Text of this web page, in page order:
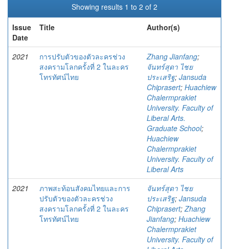
Showing results 1 to 2 of 2
Issue
Date
Title Author(s)
2021
การปรับตัวของตัวละครช่วง
สงครามโลกครั้งที่ 2 ในละคร
โทรทัศน์ไทย
Zhang Jianfang;
จันทร์สุดา ไชย
ประเสริฐ; Jansuda
Chiprasert; Huachiew
Chalermprakiet
University. Faculty of
Liberal Arts.
Graduate School;
Huachiew
Chalermprakiet
University. Faculty of
Liberal Arts
2021
ภาพสะท้อนสังคมไทยและการ
ปรับตัวของตัวละครช่วง
สงครามโลกครั้งที่ 2 ในละคร
โทรทัศน์ไทย
จันทร์สุดา ไชย
ประเสริฐ; Jansuda
Chiprasert;Zhang
Jianfang; Huachiew
Chalermprakiet
University. Faculty of